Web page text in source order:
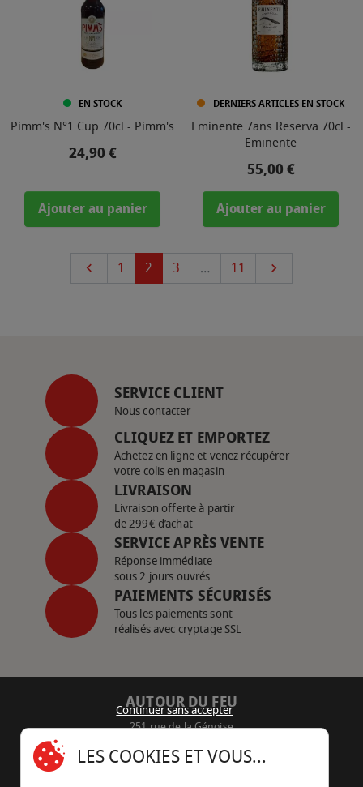
EN STOCK
Pimm's N°1 Cup 70cl - Pimm's
Prix
24,90 €
Ajouter au panier
DERNIERS ARTICLES EN STOCK
Eminente 7ans Reserva 70cl -
Eminente
Prix
55,00 €
Ajouter au panier
Précédent
 1 2 3 … 11 Suivant

SERVICE CLIENT
Nous contacter
CLIQUEZ ET EMPORTEZ
Achetez en ligne et venez récupérer
votre colis en magasin
LIVRAISON
Livraison offerte à partir
de 299€ d’achat
SERVICE APRÈS VENTE
Réponse immédiate
sous 2 jours ouvrés
PAIEMENTS SÉCURISÉS
Tous les paiements sont
réalisés avec cryptage SSL
AUTOUR DU FEU
251 rue de la Génoise
05 45 22 98 09
Continuer sans accepter
LES COOKIES ET VOUS...